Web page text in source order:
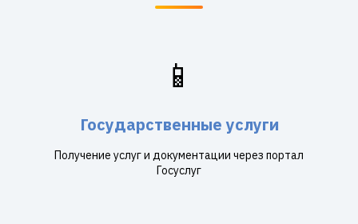
📱
Государственные услуги
Получение услуг и документации через портал
Госуслуг